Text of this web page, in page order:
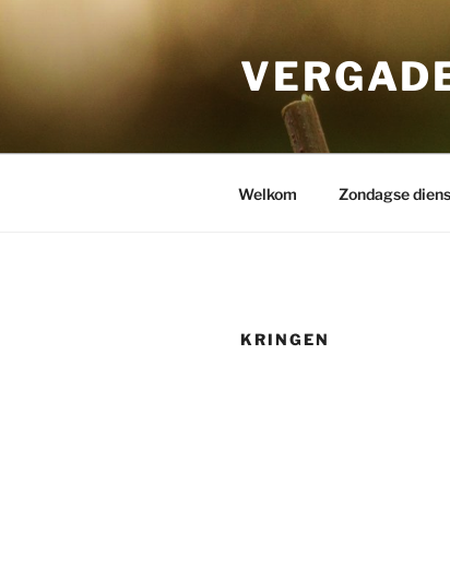
Welkom Zondagse
KRINGEN